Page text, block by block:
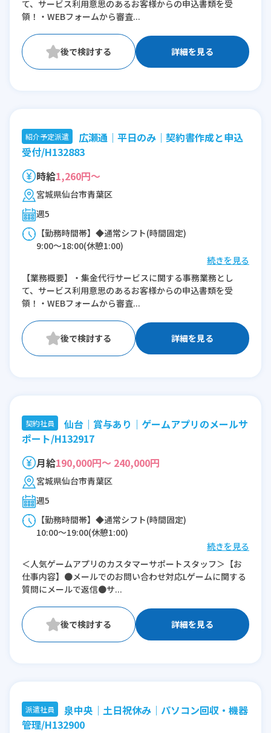
て、サービス利用意思のあるお客様からの申込書類を受
領！・WEBフォームから審査...
詳細を見る
紹介予定派遣
広瀬通｜平日のみ｜契約書作成と申込
受付/H132883
時給1,260円～
宮城県仙台市青葉区
週5
【勤務時間帯】◆通常シフト(時間固定)
9:00〜18:00(休憩1:00)
続きを見る
【業務概要】・集金代行サービスに関する事務業務とし
て、サービス利用意思のあるお客様からの申込書類を受
領！・WEBフォームから審査...
詳細を見る
契約社員
仙台｜賞与あり｜ゲームアプリのメールサ
ポート/H132917
月給190,000円～ 240,000円
宮城県仙台市青葉区
週5
【勤務時間帯】◆通常シフト(時間固定)
10:00〜19:00(休憩1:00)
※残業：0〜3時間程度/月
続きを見る
＜人気ゲームアプリのカスタマーサポートスタッフ＞【お
仕事内容】●メールでのお問い合わせ対応Lゲームに関する
質問にメールで返信●サ...
詳細を見る
派遣社員
泉中央｜土日祝休み｜パソコン回収・機器
管理/H132900